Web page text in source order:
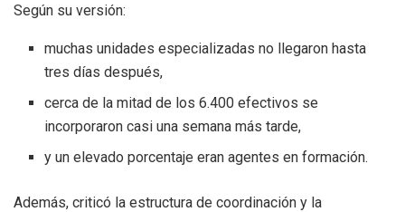
Según su versión:
muchas unidades especializadas no llegaron hasta
tres días después,
cerca de la mitad de los 6.400 efectivos se
incorporaron casi una semana más tarde,
y un elevado porcentaje eran agentes en formación.
Además, criticó la estructura de coordinación y la